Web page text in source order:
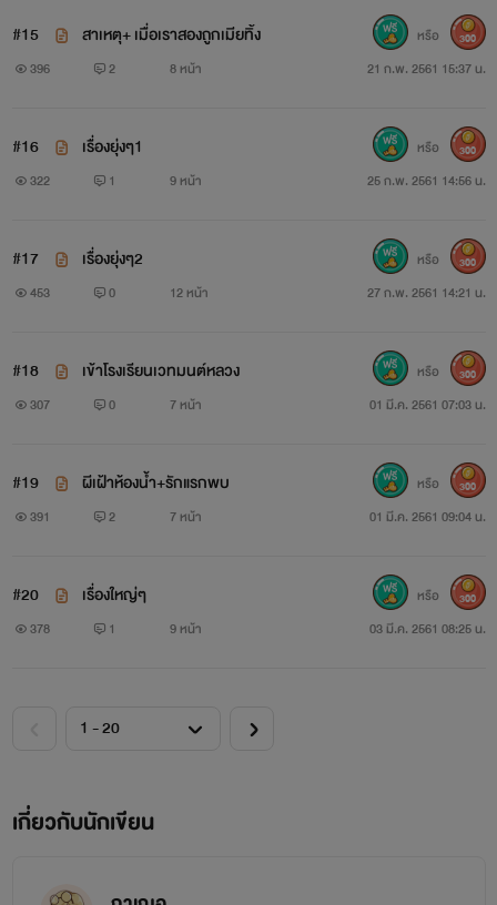
#15 สาเหตุ+ เมื่อเราสองถูกเมียทิ้ง
396 2 8 หน้า 21 ก.พ. 2561 15:37 น.
หรือ 300
#16 เรื่องยุ่งๆ1
322 1 9 หน้า 25 ก.พ. 2561 14:56 น.
หรือ 300
#17 เรื่องยุ่งๆ2
453 0 12 หน้า 27 ก.พ. 2561 14:21 น.
หรือ 300
#18 เข้าโรงเรียนเวทมนต์หลวง
307 0 7 หน้า 01 มี.ค. 2561 07:03 น.
หรือ 300
#19 ผีเฝ้าห้องน้ำ+รักแรกพบ
391 2 7 หน้า 01 มี.ค. 2561 09:04 น.
หรือ 300
#20 เรื่องใหญ่ๆ
378 1 9 หน้า 03 มี.ค. 2561 08:25 น.
หรือ 300
เกี่ยวกับนักเขียน